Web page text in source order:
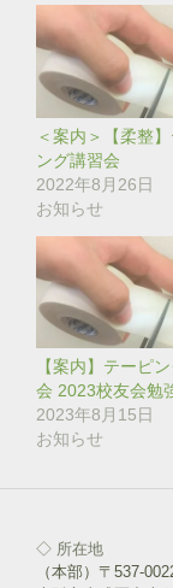
e
r
で
共
有
(
新
し
い
ウ
ィ
ン
ド
で
開
き
ま
す
)
共
有
す
る
は
ク
リ
ッ
し
て
さ
い
(
新
し
ウ
ィ
ン
ド
ウ
で
開
)
＜案内＞【柔整
ング講習会
2022年8月26日
お知らせ
【案内】テーピ
会 2023校友会勉
2023年8月15日
お知らせ
◇ 所在地
（本部）〒537-